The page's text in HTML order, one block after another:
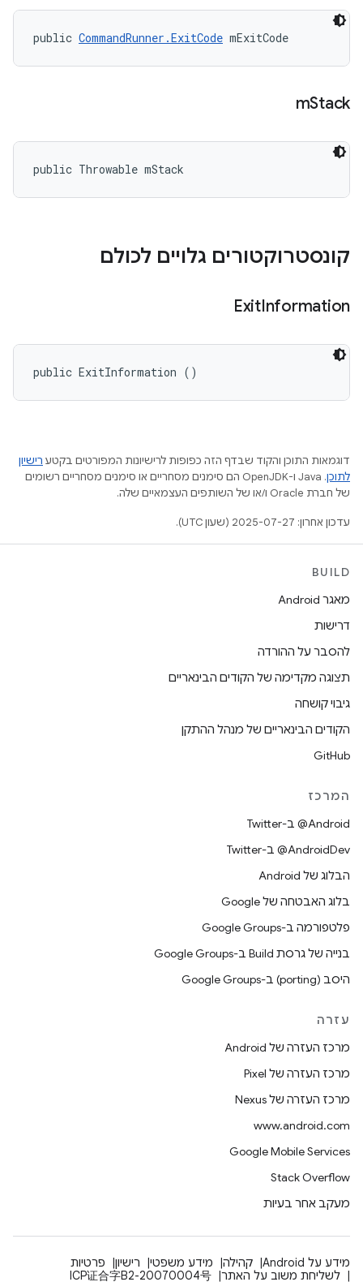
public CommandRunner.ExitCode mExitCode
mStack
public Throwable mStack
קונסטרוקטורים גלויים לכולם
ExitInformation
public ExitInformation ()
דוגמאות התוכן והקוד שבדף הזה כפופות לרישיונות המפורטים בקטע רישיון
לתוכן
.‏ Java ו-OpenJDK הם סימנים מסחריים או סימנים מסחריים רשומים
של חברת Oracle ו/או של השותפים העצמאיים שלה.
עדכון אחרון: 2025-07-27 (שעון UTC).
BUILD
מאגר Android
דרישות
להסבר על ההורדה
תצוגה מקדימה של הקודים הבינאריים
גיבוי קושחה
הקודים הבינאריים של מנהל ההתקן
GitHub
המרכז
‎@Android ב-Twitter
‎@AndroidDev ב-Twitter
הבלוג של Android
בלוג האבטחה של Google
פלטפורמה ב-Google Groups
בנייה של גרסת Build ב-Google Groups
היסב (porting) ב-Google Groups
עזרה
מרכז העזרה של Android
מרכז העזרה של Pixel
מרכז העזרה של Nexus
www.android.com
Google Mobile Services
Stack Overflow
מעקב אחר בעיות
מידע על Android קהילה מידע משפטי רישיון
פרטיות
לשליחת משוב על האתר
ICP证合字B2-20070004号